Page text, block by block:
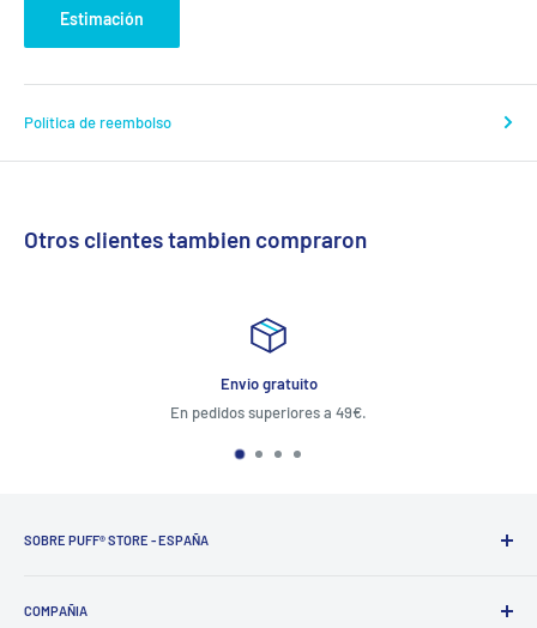
Estimación
Política de reembolso
Otros clientes tambien compraron
Envio gratuito
En pedidos superiores a 49€.
SOBRE PUFF® STORE - ESPAÑA
desarrollando productos seguros, certificados y de tendencia.
COMPAÑIA